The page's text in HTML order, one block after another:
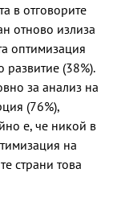
в отговорите
отново излиза
оптимизация
развитие (38%).
за анализ на
(76%),
е, че никой в
на
страни това